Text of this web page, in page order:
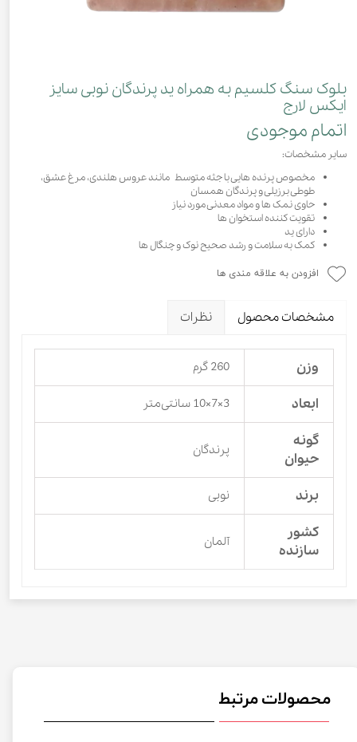
بلوک سنگ کلسیم به همراه ید پرندگان نوبی سایز
ایکس لارج
اتمام موجودی
سایر مشخصات:
مخصوص پرنده هایی با جثه متوسط مانند عروس هلندی، مرغ عشق،
طوطی برزیلی و پرندگان همسان
حاوی نمک ها و مواد معدنی مورد نیاز
تقویت کننده استخوان ها
دارای ید
کمک به سلامت و رشد صحیح نوک و چنگال ها
افزودن به علاقه مندی ها
مشخصات محصول نظرات
وزن 260 گرم
ابعاد 3×7×10 سانتی‌متر
گونه
حیوان
پرندگان
برند نوبی
کشور
سازنده
آلمان
محصولات مرتبط